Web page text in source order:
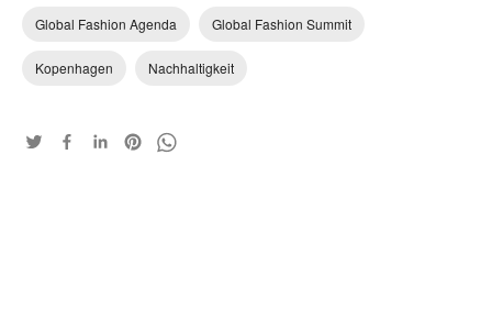
Global Fashion Agenda Global Fashion Summit
Kopenhagen Nachhaltigkeit